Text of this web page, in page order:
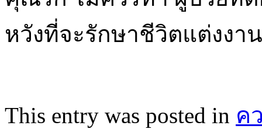
หวังที่จะรักษาชีวิตแต่งง
This entry was posted in ค